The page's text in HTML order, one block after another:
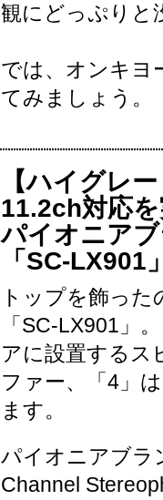
観にどっぷりと
では、オンキヨ
てみましょう。
【ハイグレ
11.2ch対応
パイオニア
「SC-LX901
トップを飾っ
「SC-LX901」
アに設置するス
ファー、「4」
ます。
パイオニアブラ
Channel